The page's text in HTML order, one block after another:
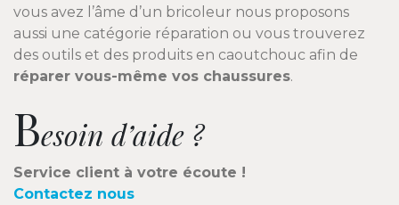
vous avez l’âme d’un bricoleur nous proposons
aussi une catégorie réparation ou vous trouverez
des outils et des produits en caoutchouc afin de
réparer vous-même vos chaussures.
Besoin d’aide ?
Service client à votre écoute !
Contactez nous